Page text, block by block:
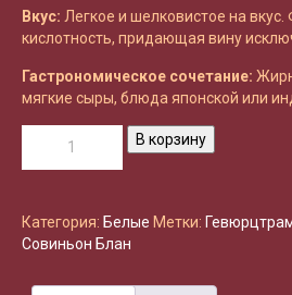
Вкус: Легкое и шелковистое на вкус.
кислотность, придающая вину
Гастрономическое сочетание:
мягкие сыры, блюда японской или
Penedes
2022
В корзину
Категория: Белые Метки:
Совиньон Блан